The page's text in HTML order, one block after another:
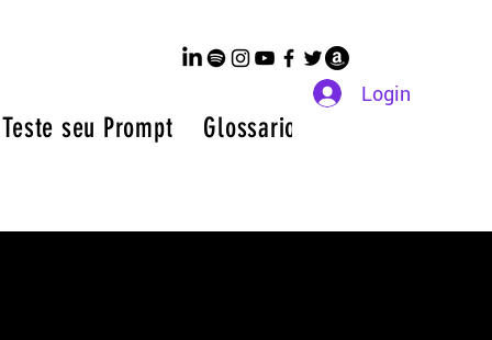
seu Prompt Glossario de IA a Z
Login